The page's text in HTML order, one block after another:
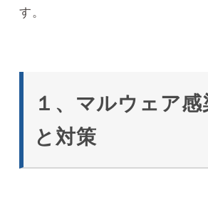
す。
１、マルウェア
と対策